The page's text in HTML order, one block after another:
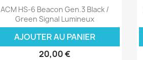
Aperçu rapide
ACM HS-6 Beacon Gen.3 Black /
Green Signal Lumineux
AJOUTER AU PANIER
20,00 €